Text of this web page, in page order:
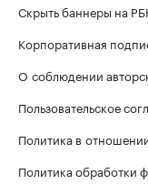
Скрыть баннеры на
Корпоративная
О соблюдении
Пользовательское
Политика в
Политика обработки